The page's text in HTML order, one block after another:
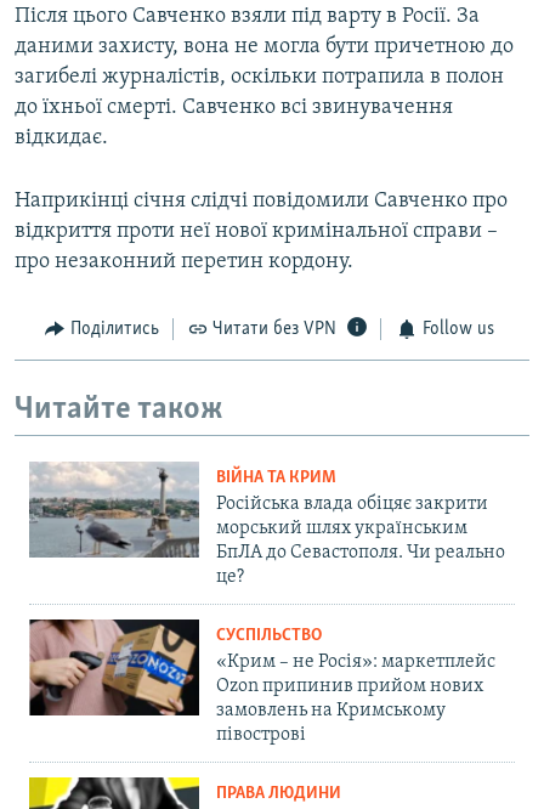
Після цього Савченко взяли під варту в Росії. За
даними захисту, вона не могла бути причетною до
загибелі журналістів, оскільки потрапила в полон
до їхньої смерті. Савченко всі звинувачення
відкидає.
Наприкінці січня слідчі повідомили Савченко про
відкриття проти неї нової кримінальної справи –
про незаконний перетин кордону.
Поділитись Читати без VPN Follow us
Читайте також
ВІЙНА ТА КРИМ
Російська влада обіцяє закрити
морський шлях українським
БпЛА до Севастополя. Чи реально
це?
СУСПІЛЬСТВО
«Крим – не Росія»: маркетплейс
Ozon припинив прийом нових
замовлень на Кримському
півострові
ПРАВА ЛЮДИНИ